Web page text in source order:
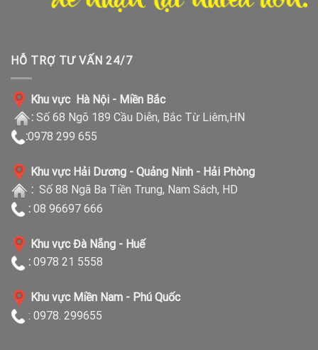
HỖ TRỢ TƯ VẤN 24/7
Khu vực Hà Nội - Miền Bắc
: Số 68 Ngõ 189 Cầu Diễn, Bắc Từ Liêm,HN
:0978 299 655
Khu vực Hải Dương - Quảng Ninh - Hải Phòng
: Số 88 Ngã Ba Tiền Trung, Nam Sách, HD
: 08 96697 666
Khu vực Đà Nẵng - Huế
: 0978 21 5558
Khu vực Miền Nam - Phú Quốc
: 0978. 299655